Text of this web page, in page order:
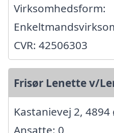
Virksomhedsform:
CVR: 42506303
Frisør Lenette v/
Kastanievej 2, 4894
Ansatte: 0